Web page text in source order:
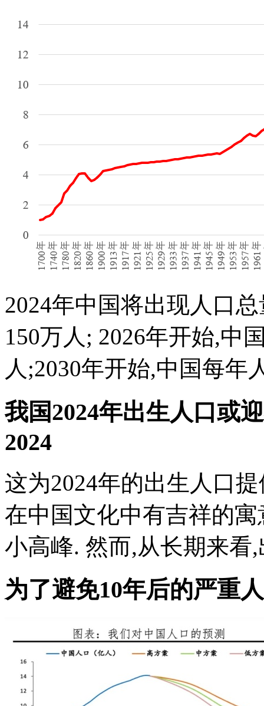
2024年中国将出现人口
150万人; 2026年开始,中
人;2030年开始,中国每年
我国2024年出生人口或
2024
这为2024年的出生人口
在中国文化中有吉祥的
小高峰. 然而,从长期来看
为了避免10年后的严重